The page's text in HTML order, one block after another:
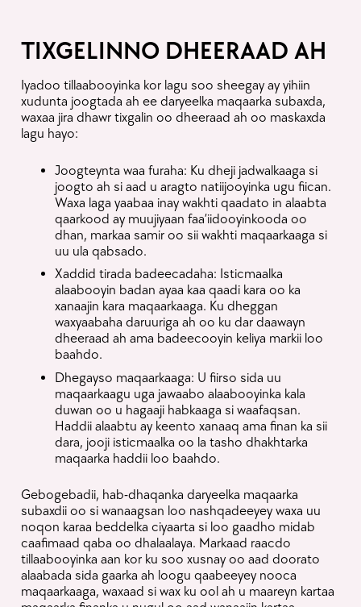
TIXGELINNO DHEERAAD AH
Iyadoo tillaabooyinka kor lagu soo sheegay ay yihiin
xudunta joogtada ah ee daryeelka maqaarka subaxda,
waxaa jira dhawr tixgalin oo dheeraad ah oo maskaxda
lagu hayo:
Joogteynta waa furaha: Ku dheji jadwalkaaga si
joogto ah si aad u aragto natiijooyinka ugu fiican.
Waxa laga yaabaa inay wakhti qaadato in alaabta
qaarkood ay muujiyaan faa’iidooyinkooda oo
dhan, markaa samir oo sii wakhti maqaarkaaga si
uu ula qabsado.
Xaddid tirada badeecadaha: Isticmaalka
alaabooyin badan ayaa kaa qaadi kara oo ka
xanaajin kara maqaarkaaga. Ku dheggan
waxyaabaha daruuriga ah oo ku dar daawayn
dheeraad ah ama badeecooyin keliya markii loo
baahdo.
Dhegayso maqaarkaaga: U fiirso sida uu
maqaarkaagu uga jawaabo alaabooyinka kala
duwan oo u hagaaji habkaaga si waafaqsan.
Haddii alaabtu ay keento xanaaq ama finan ka sii
dara, jooji isticmaalka oo la tasho dhakhtarka
maqaarka haddii loo baahdo.
Gebogebadii, hab-dhaqanka daryeelka maqaarka
subaxdii oo si wanaagsan loo nashqadeeyey waxa uu
noqon karaa beddelka ciyaarta si loo gaadho midab
caafimaad qaba oo dhalaalaya. Markaad raacdo
tillaabooyinka aan kor ku soo xusnay oo aad doorato
alaabada sida gaarka ah loogu qaabeeyey nooca
maqaarkaaga, waxaad si wax ku ool ah u maareyn kartaa